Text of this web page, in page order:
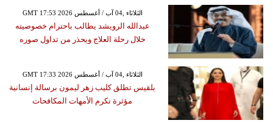
GMT 17:53 2026 الثلاثاء ,04 آب / أغسطس
عبدالله الرويشد يطالب باحترام خصوصيته
خلال رحلة العلاج ويحذر من تداول صوره
GMT 17:33 2026 الثلاثاء ,04 آب / أغسطس
بلقيس تطلق كليب زهر ليمون برسالة إنسانية
مؤثرة تكرم الأمهات المكافحات